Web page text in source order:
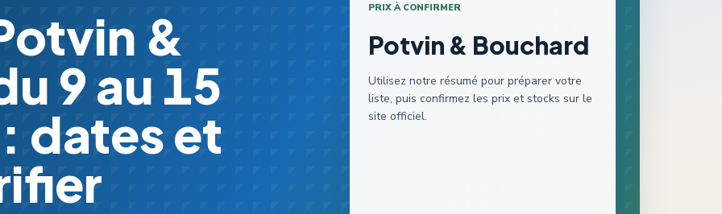
&
9 au 15
dates et
PRIX À CONFIRMER
Potvin & Bouchard
Utilisez notre résumé pour préparer votre
liste, puis confirmez les prix et stocks sur le
site officiel.